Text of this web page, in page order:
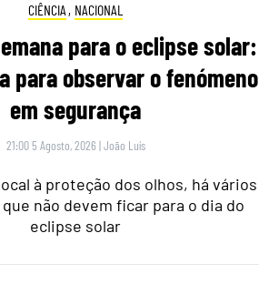
CIÊNCIA , NACIONAL
para o eclipse solar:
para observar o fenómeno
em segurança
21:00 5 Agosto, 2026 |João Luís
à proteção dos olhos, há vários
não devem ficar para o dia do
eclipse solar